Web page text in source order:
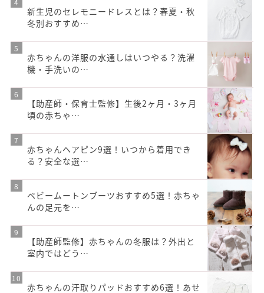
新生児のセレモニードレスとは？春夏・秋
冬別おすすめ…
赤ちゃんの洋服の水通しはいつやる？洗濯
機・手洗いの…
【助産師・保育士監修】生後2ヶ月・3ヶ月
頃の赤ちゃ…
赤ちゃんヘアピン9選！いつから着用でき
る？安全な選…
ベビームートンブーツおすすめ5選！赤ちゃ
んの足元を…
【助産師監修】赤ちゃんの冬服は？外出と
室内ではどう…
赤ちゃんの汗取りパッドおすすめ6選！あせ